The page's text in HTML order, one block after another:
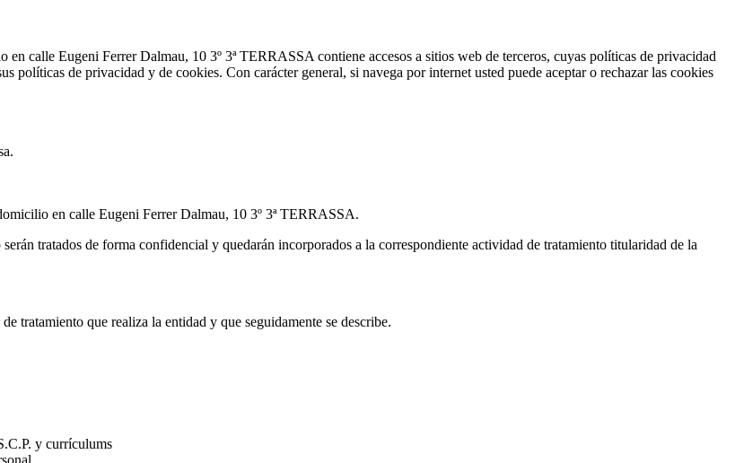
calle Eugeni Ferrer Dalmau, 10 3º 3ª TERRASSA contiene accesos a sitios web de terceros, cuyas políticas de privacidad
políticas de privacidad y de cookies. Con carácter general, si navega por internet usted puede aceptar o rechazar las cookies
en calle Eugeni Ferrer Dalmau, 10 3º 3ª TERRASSA.
tratados de forma confidencial y quedarán incorporados a la correspondiente actividad de tratamiento titularidad de la
tratamiento que realiza la entidad y que seguidamente se describe.
y currículums